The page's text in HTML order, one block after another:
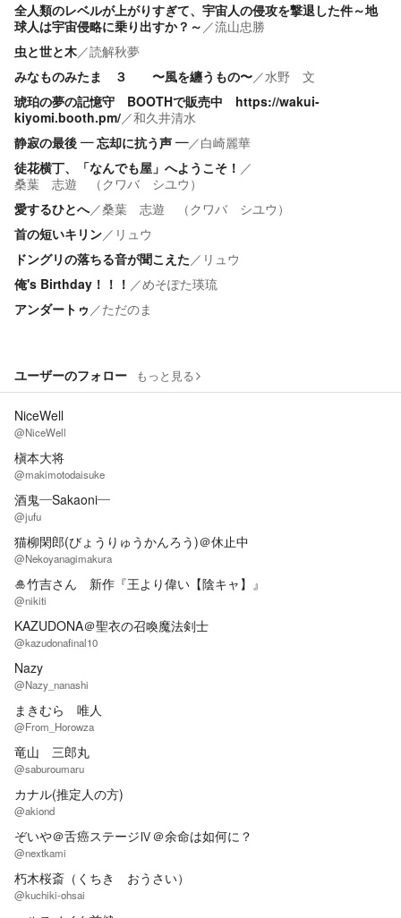
全人類のレベルが上がりすぎて、宇宙人の侵攻を撃退した件～地
球人は宇宙侵略に乗り出すか？～ ／流山忠勝
虫と世と木／読解秋夢
みなものみたま ３ 〜風を纏うもの〜／水野 文
琥珀の夢の記憶守 BOOTHで販売中 https://wakui-
kiyomi.booth.pm/／和久井清水
静寂の最後 ― 忘却に抗う声 ―／白崎麗華
徒花横丁、「なんでも屋」へようこそ！ ／
桑葉 志遊 （クワバ シユウ）
愛するひとへ／桑葉 志遊 （クワバ シユウ）
首の短いキリン／ リュウ
ドングリの落ちる音が聞こえた／ リュウ
俺's Birthday！！！ ／めそぽた瑛琉
アンダートゥ ／ただのま
ユーザーのフォロー もっと見る
NiceWell
@NiceWell
槇本大将
@makimotodaisuke
酒鬼―Sakaoni―
@jufu
猫柳閑郎(びょうりゅうかんろう)＠休止中
@Nekoyanagimakura
🎍竹吉さん 新作『王より偉い【陰キャ】』
@nikiti
KAZUDONA＠聖衣の召喚魔法剣士
@kazudonafinal10
Nazy
@Nazy_nanashi
まきむら 唯人
@From_Horowza
竜山 三郎丸
@saburoumaru
カナル(推定人の方)
@akiond
ぞいや＠舌癌ステージⅣ＠余命は如何に？
@nextkami
朽木桜斎（くちき おうさい）
@kuchiki-ohsai